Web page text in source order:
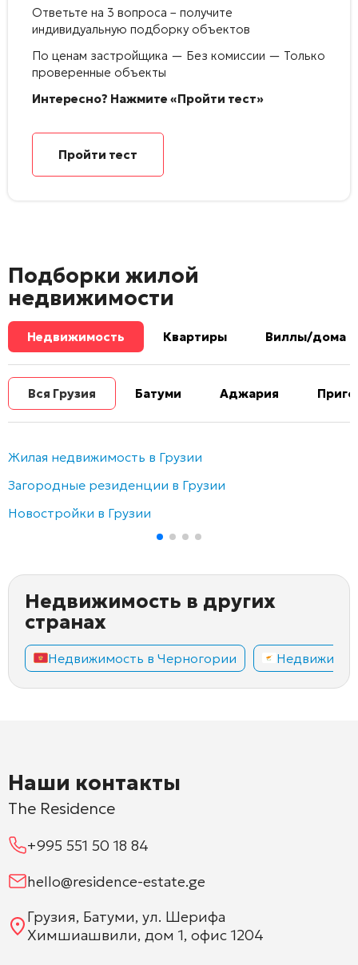
Ответьте на 3 вопроса – получите
индивидуальную подборку объектов
По ценам застройщика — Без комиссии — Только
проверенные объекты
Интересно? Нажмите «Пройти тест»
Пройти тест
Подборки жилой
недвижимости
Недвижимость Квартиры Виллы/дома
Вся Грузия Батуми Аджария
Жилая недвижимость в Грузии
Загородные резиденции в Грузии
Новостройки в Грузии
Недвижимость в других
странах
Недвижимость в Черногории
Наши контакты
The Residence
+995 551 50 18 84
hello@residence-estate.ge
Грузия, Батуми, ул. Шерифа
Химшиашвили, дом 1, офис 1204